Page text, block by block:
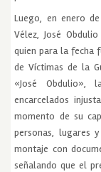
Luego, en enero
Vélez, José
quien para la fecha
de Víctimas de la
«José
encarcelados
momento de su
personas, lugares
montaje con
señalando que el